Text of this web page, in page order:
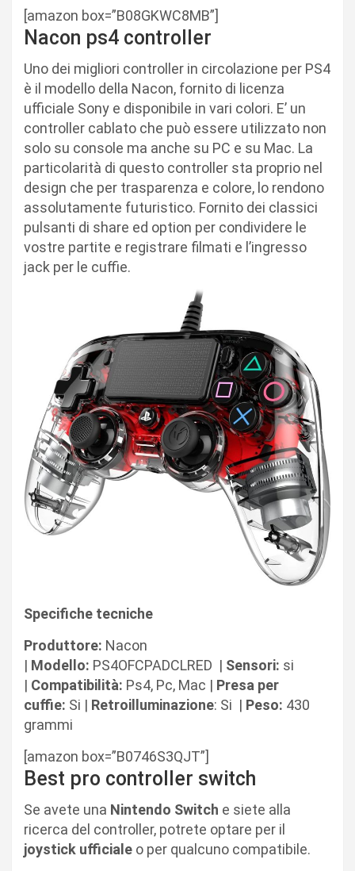
[amazon box=”B08GKWC8MB”]
Nacon ps4 controller
Uno dei migliori controller in circolazione per PS4
è il modello della Nacon, fornito di licenza
ufficiale Sony e disponibile in vari colori. E’ un
controller cablato che può essere utilizzato non
solo su console ma anche su PC e su Mac. La
particolarità di questo controller sta proprio nel
design che per trasparenza e colore, lo rendono
assolutamente futuristico. Fornito dei classici
pulsanti di share ed option per condividere le
vostre partite e registrare filmati e l’ingresso
jack per le cuffie.
Specifiche tecniche
Produttore: Nacon
| Modello: PS4OFCPADCLRED | Sensori: si
| Compatibilità: Ps4, Pc, Mac | Presa per
cuffie: Si | Retroilluminazione: Si | Peso: 430
grammi
[amazon box=”B0746S3QJT”]
Best pro controller switch
Se avete una Nintendo Switch e siete alla
ricerca del controller, potrete optare per il
joystick ufficiale o per qualcuno compatibile.